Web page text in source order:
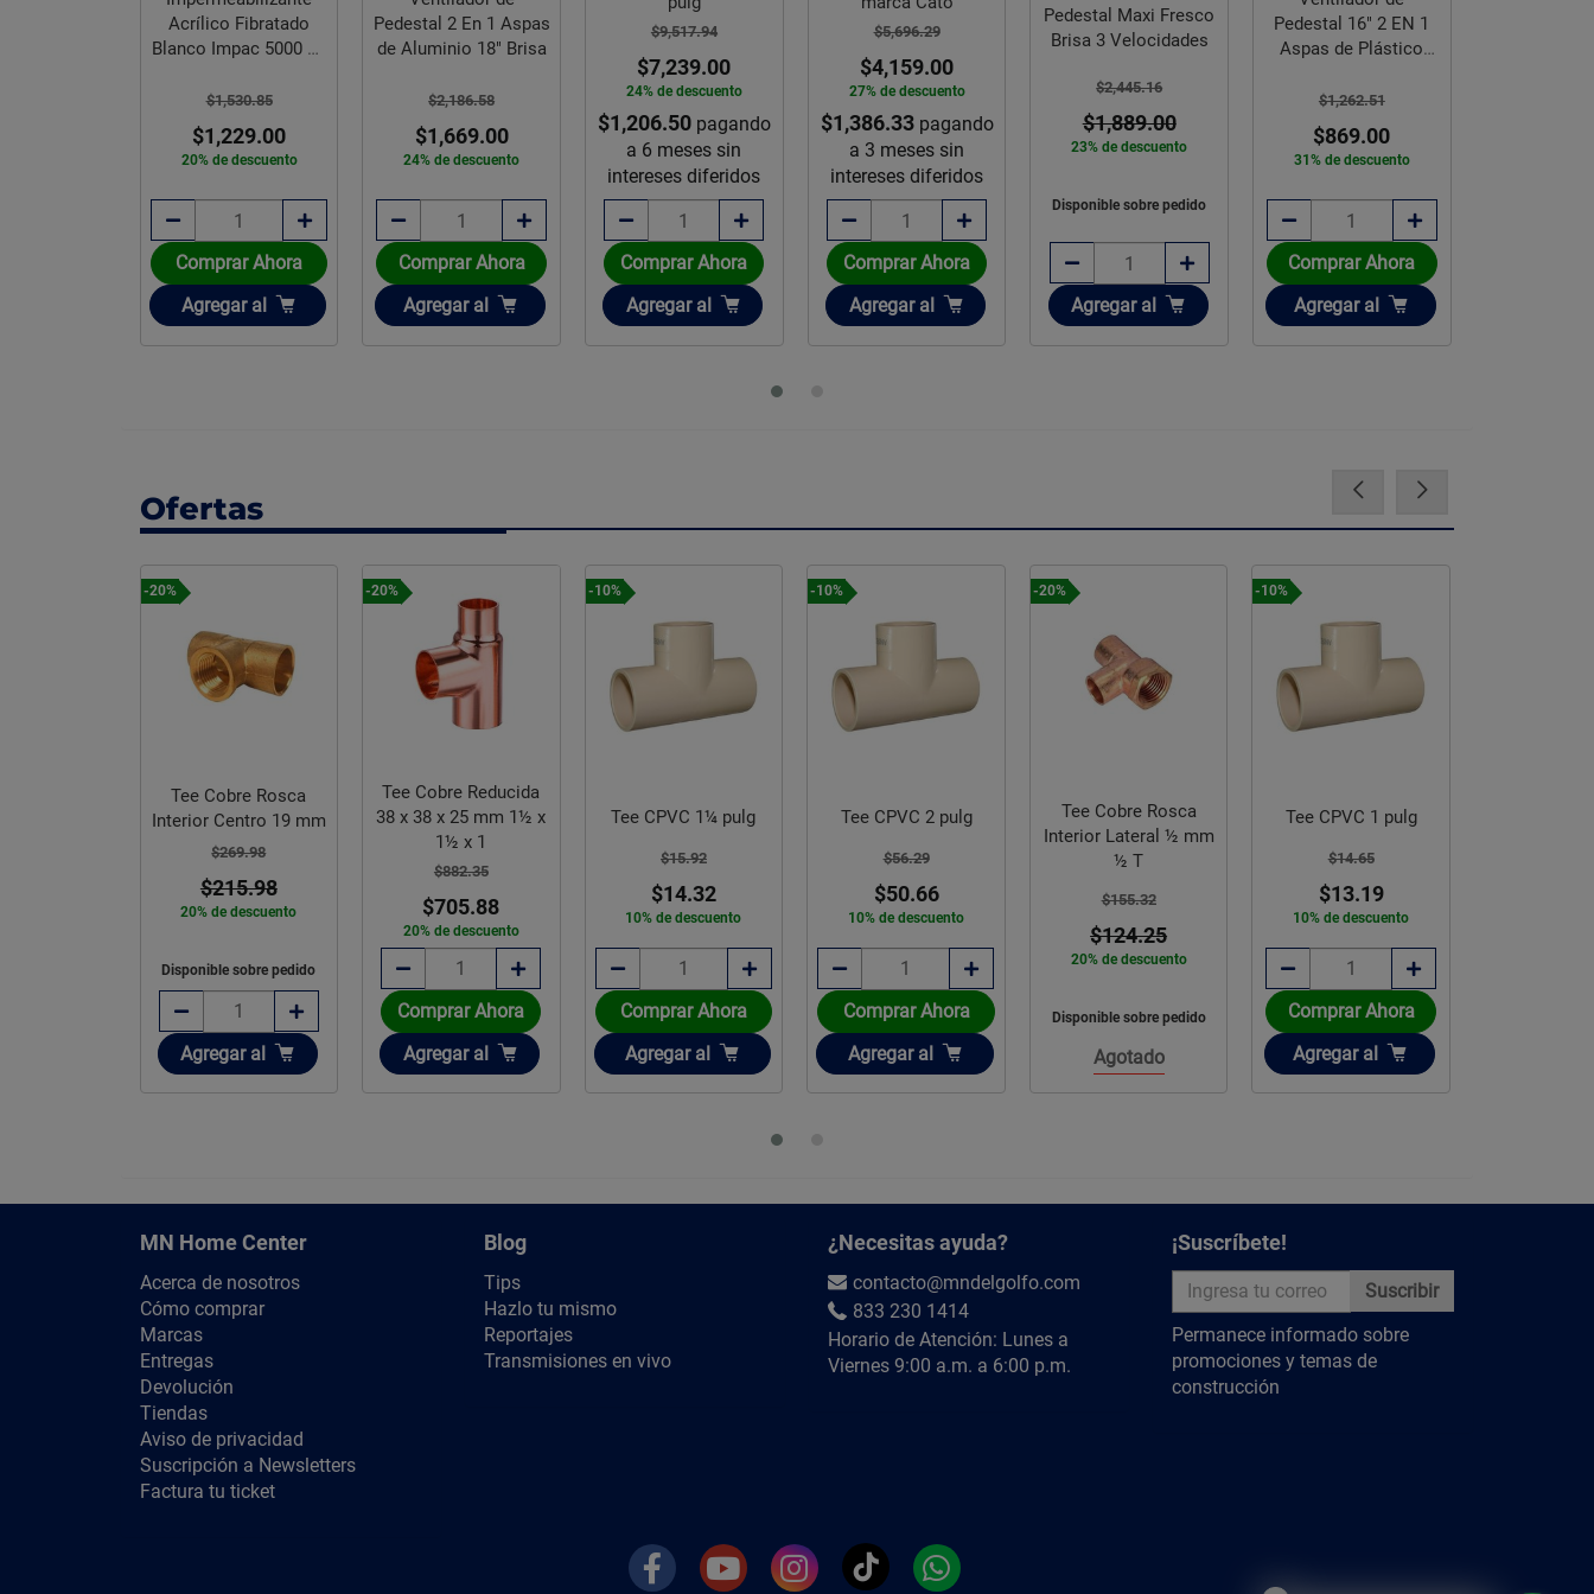
Acrílico Fibratado
Blanco Impac 5000 19
$1,530.85
$1,229.00
20% de descuento
Comprar Ahora
Añadir
Agregar al
Pedestal 2 En 1 Aspas
de Aluminio 18" Brisa
$2,186.58
$1,669.00
24% de descuento
Comprar Ahora
Añadir
Agregar al
$9,517.94
$7,239.00
24% de descuento
$1,206.50pagando
a 6 meses sin
intereses diferidos
Comprar Ahora
Añadir
Agregar al
$5,696.29
$4,159.00
27% de descuento
$1,386.33pagando
a 3 meses sin
intereses diferidos
Comprar Ahora
Añadir
Agregar al
Pedestal Maxi Fresco
Brisa 3 Velocidades
$2,445.16
$1,889.00
23% de descuento
Disponible sobre pedido
Añadir
Agregar al
Pedestal 16" 2 EN 1
Aspas de Plástico
$1,262.51
$869.00
31% de descuento
Comprar Ahora
Añadir
Agregar al
Ofertas
-20%
Tee Cobre Rosca
Interior Centro 19 mm
$269.98
$215.98
20% de descuento
Disponible sobre pedido
Añadir
Agregar al
-20%
Tee Cobre Reducida
38 x 38 x 25 mm 1½ x
1½ x 1
$882.35
$705.88
20% de descuento
Comprar Ahora
Añadir
Agregar al
-10%
Tee CPVC 1¼ pulg
$15.92
$14.32
10% de descuento
Comprar Ahora
Añadir
Agregar al
-10%
Tee CPVC 2 pulg
$56.29
$50.66
10% de descuento
Comprar Ahora
Añadir
Agregar al
-20%
Tee Cobre Rosca
Interior Lateral ½ mm
½ T
$155.32
$124.25
20% de descuento
Disponible sobre pedido
Agotado
-10%
Tee CPVC 1 pulg
$14.65
$13.19
10% de descuento
Comprar Ahora
Añadir
Agregar al
MN Home Center
Acerca de nosotros
Cómo comprar
Marcas
Entregas
Devolución
Tiendas
Aviso de privacidad
Suscripción a Newsletters
Factura tu ticket
Blog
Tips
Hazlo tu mismo
Reportajes
Transmisiones en vivo
¿Necesitas ayuda?
contacto@mndelgolfo.com
833 230 1414
Horario de Atención: Lunes a
Viernes 9:00 a.m. a 6:00 p.m.
¡Suscríbete!
Suscribir
Permanece informado sobre
promociones y temas de
construcción